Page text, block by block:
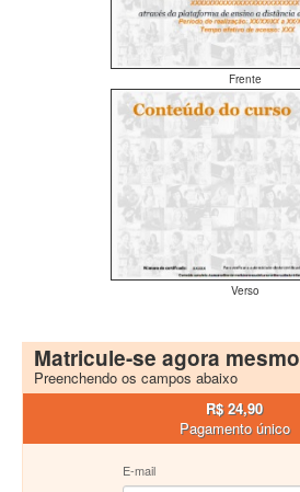
Frente
Verso
Matricule-se agora mesmo
Preenchendo os campos abaixo
R$ 24,90
Pagamento único
E-mail